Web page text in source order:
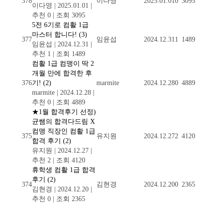
이다영 | 2025.01.01 |
추천 0 | 조회 3095
377
5전 6기로 컴활 1급
마스터 합니다! (3)
임윤섭 | 2024.12.31 |
추천 1 | 조회 1489
임윤섭 2024.12.31 1 1489
376
컴활 1급 컴맹이 딱 2
개월 만에 합격한 후
기! (2)
marmite | 2024.12.28 |
추천 0 | 조회 4889
marmite 2024.12.280 4889
375
★1월 합격후기 선정)
균쌤의 합격다드림 X
컴맹 직장인 컴활 1급
합격 후기 (2)
유지원 | 2024.12.27 |
추천 2 | 조회 4120
유지원 2024.12.272 4120
374
휴학생 컴활 1급 합격
후기 (2)
김현경 | 2024.12.20 |
추천 0 | 조회 2365
김현경 2024.12.200 2365